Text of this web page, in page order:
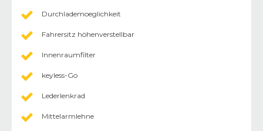
Durchlademoeglichkeit
Fahrersitz höhenverstellbar
Innenraumfilter
keyless-Go
Lederlenkrad
Mittelarmlehne